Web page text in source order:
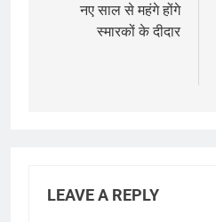
navigation
नए साल से महंगे होंगे
स्मारकों के दीदार
LEAVE A REPLY